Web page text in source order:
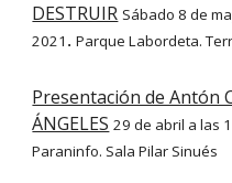
DESTRUIR Sábado 8 de
2021 .Parque Labordeta.
Presentación de Antón
ÁNGELES 29 de abril a las
Paraninfo. Sala Pilar Sinués